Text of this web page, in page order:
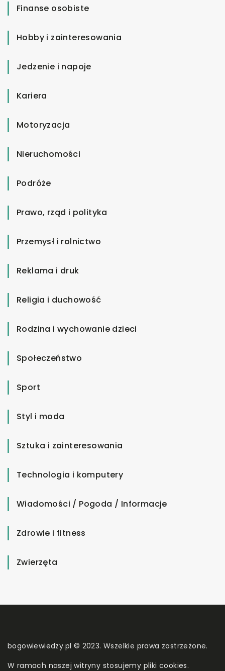
Finanse osobiste
Hobby i zainteresowania
Jedzenie i napoje
Kariera
Motoryzacja
Nieruchomości
Podróże
Prawo, rząd i polityka
Przemysł i rolnictwo
Reklama i druk
Religia i duchowość
Rodzina i wychowanie dzieci
Społeczeństwo
Sport
Styl i moda
Sztuka i zainteresowania
Technologia i komputery
Wiadomości / Pogoda / Informacje
Zdrowie i fitness
Zwierzęta
bogowiewiedzy.pl © 2023. Wszelkie prawa zastrzeżone.
W ramach naszej witryny stosujemy pliki cookies.